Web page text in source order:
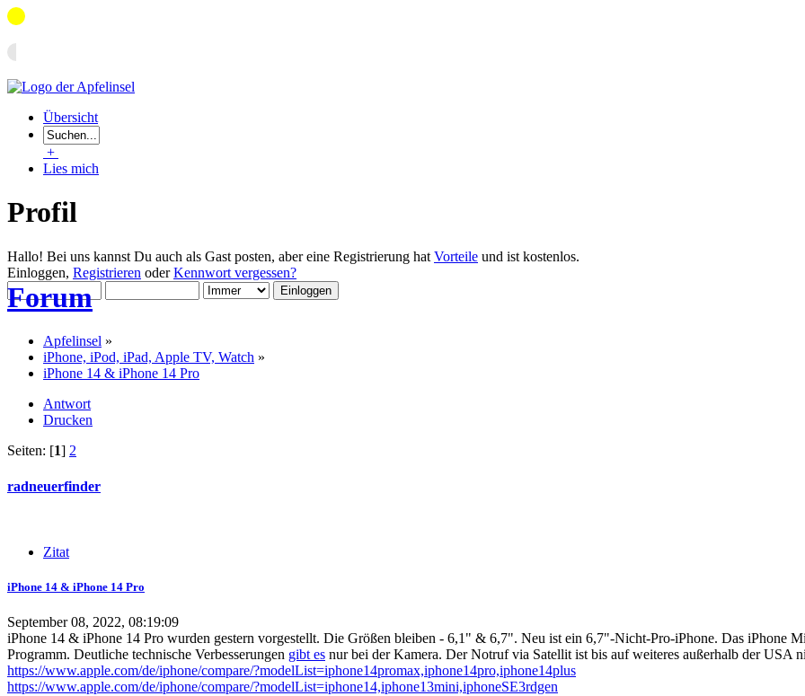
Übersicht
+
Lies mich
Profil
Hallo! Bei uns kannst Du auch als Gast posten, aber eine Registrierung hat Vorteile und ist kostenlos.
Einloggen, Registrieren oderKennwort vergessen?
Forum
Apfelinsel »
iPhone, iPod, iPad, Apple TV, Watch »
iPhone 14 & iPhone 14 Pro
Antwort
Drucken
Seiten: [1] 2
radneuerfinder
Zitat
iPhone 14 & iPhone 14 Pro
September 08, 2022, 08:19:09
iPhone 14 & iPhone 14 Pro wurden gestern vorgestellt. Die Größen bleiben - 6,1" & 6,7". Neu ist ein 6,7"-Nicht-Pro-iPhone. Das iPhone
Programm. Deutliche technische Verbesserungen gibt es nur bei der Kamera. Der Notruf via Satellit ist bis auf weiteres außerhalb der USA
https://www.apple.com/de/iphone/compare/?modelList=iphone14promax,iphone14pro,iphone14plus
https://www.apple.com/de/iphone/compare/?modelList=iphone14,iphone13mini,iphoneSE3rdgen